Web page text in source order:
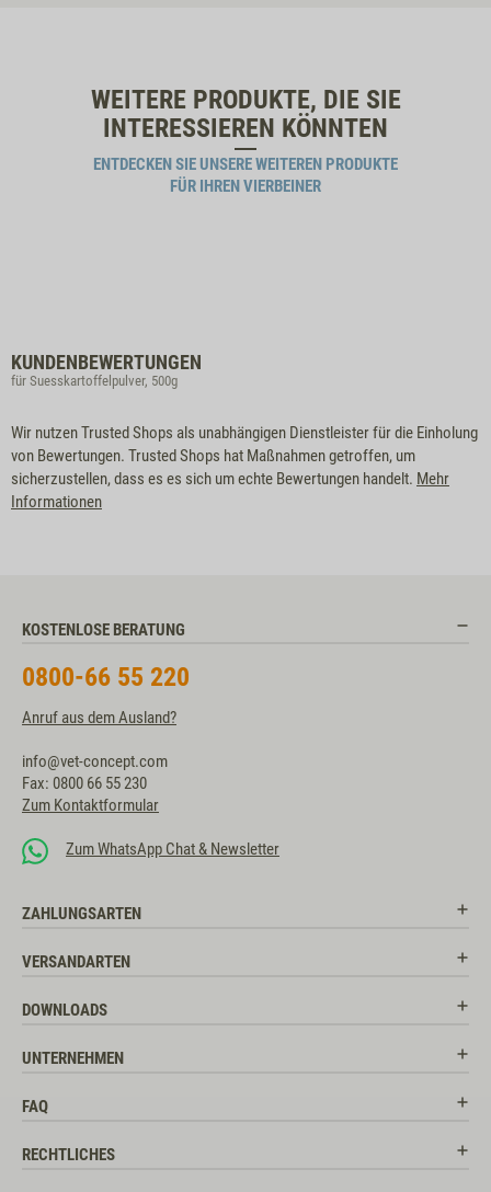
WEITERE PRODUKTE, DIE SIE
INTERESSIEREN KÖNNTEN
ENTDECKEN SIE UNSERE WEITEREN PRODUKTE
FÜR IHREN VIERBEINER
KUNDENBEWERTUNGEN
für Suesskartoffelpulver, 500g
Wir nutzen Trusted Shops als unabhängigen Dienstleister für die Einholung
von Bewertungen. Trusted Shops hat Maßnahmen getroffen, um
sicherzustellen, dass es es sich um echte Bewertungen handelt. Mehr
Informationen
KOSTENLOSE BERATUNG
0800-66 55 220
Anruf aus dem Ausland?
info@vet-concept.com
Fax: 0800 66 55 230
Zum Kontaktformular
Zum WhatsApp Chat & Newsletter
ZAHLUNGSARTEN
VERSANDARTEN
DOWNLOADS
UNTERNEHMEN
FAQ
RECHTLICHES